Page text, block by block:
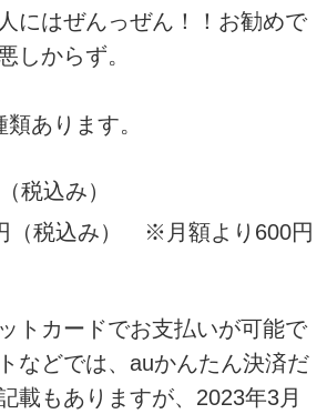
にはぜんっぜん！！お勧めで
しからず。
あります。
税込み）
（税込み） ※月額より600円
トカードでお支払いが可能で
などでは、auかんたん決済だ
載もありますが、2023年3月